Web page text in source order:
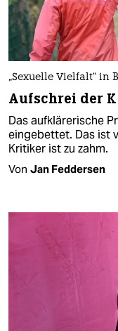
„Sexuelle Vielfalt“ in
Aufschrei der
Das aufklärerische
eingebettet. Das ist
Kritiker ist zu zahm.
Von Jan Feddersen